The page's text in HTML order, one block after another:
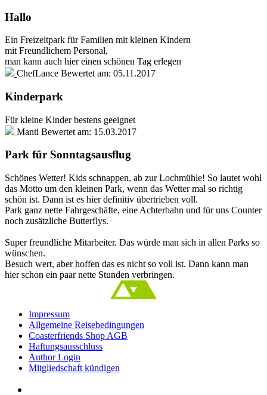
Hallo
Ein Freizeitpark für Familien mit kleinen Kindern
mit Freundlichem Personal,
man kann auch hier einen schönen Tag erlegen
ChefLance Bewertet am: 05.11.2017
Kinderpark
Für kleine Kinder bestens geeignet
Manti Bewertet am: 15.03.2017
Park für Sonntagsausflug
Schönes Wetter! Kids schnappen, ab zur Lochmühle! So lautet wohl
das Motto um den kleinen Park, wenn das Wetter mal so richtig
schön ist. Dann ist es hier definitiv übertrieben voll.
Park ganz nette Fahrgeschäfte, eine Achterbahn und für uns Counter
noch zusätzliche Butterflys.
Super freundliche Mitarbeiter. Das würde man sich in allen Parks so
wünschen.
Besuch wert, aber hoffen das es nicht so voll ist. Dann kann man
hier schon ein paar nette Stunden verbringen.
Impressum
Allgemeine Reisebedingungen
Coasterfriends Shop AGB
Haftungsausschluss
Author Login
Mitgliedschaft kündigen